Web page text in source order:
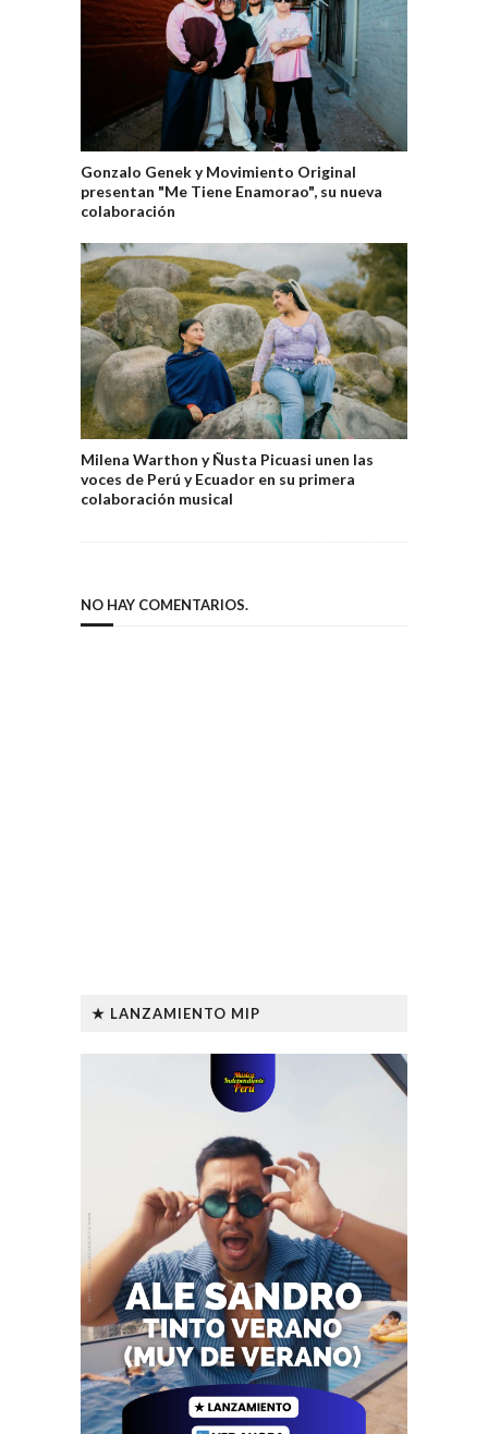
Gonzalo Genek y Movimiento Original
presentan "Me Tiene Enamorao", su nueva
colaboración
Milena Warthon y Ñusta Picuasi unen las
voces de Perú y Ecuador en su primera
colaboración musical
NO HAY COMENTARIOS.
★ LANZAMIENTO MIP